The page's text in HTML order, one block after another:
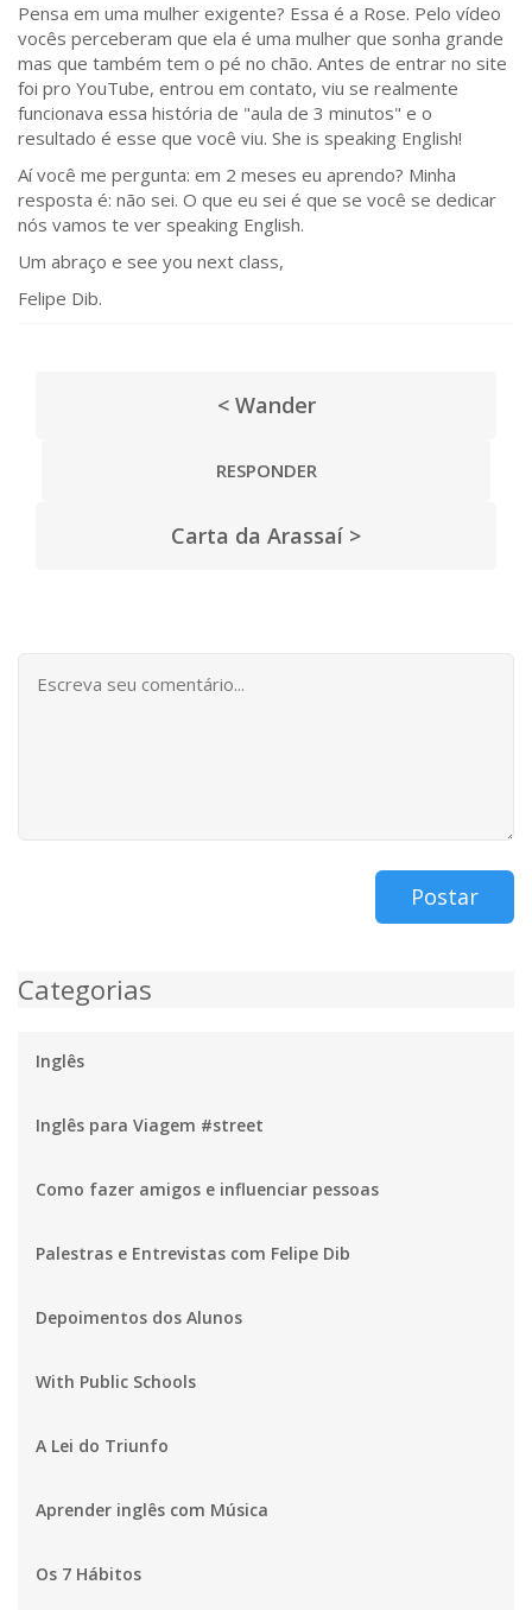
Pensa em uma mulher exigente? Essa é a Rose. Pelo vídeo
vocês perceberam que ela é uma mulher que sonha grande
mas que também tem o pé no chão. Antes de entrar no site
foi pro YouTube, entrou em contato, viu se realmente
funcionava essa história de "aula de 3 minutos" e o
resultado é esse que você viu. She is speaking English!
Aí você me pergunta: em 2 meses eu aprendo? Minha
resposta é: não sei. O que eu sei é que se você se dedicar
nós vamos te ver speaking English.
Um abraço e see you next class,
Felipe Dib.
< Wander
RESPONDER
Carta da Arassaí >
Postar
Categorias
Inglês
Inglês para Viagem #street
Como fazer amigos e influenciar pessoas
Palestras e Entrevistas com Felipe Dib
Depoimentos dos Alunos
With Public Schools
A Lei do Triunfo
Aprender inglês com Música
Os 7 Hábitos